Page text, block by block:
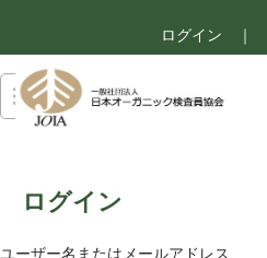
ログイン ｜
ログイン
ユーザー名またはメールアドレス